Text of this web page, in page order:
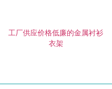
工厂供应价格低廉的金属衬衫
衣架